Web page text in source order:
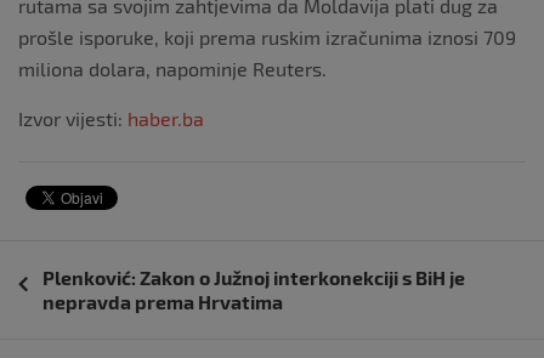
rutama sa svojim zahtjevima da Moldavija plati dug za
prošle isporuke, koji prema ruskim izračunima iznosi 709
miliona dolara, napominje Reuters.
Izvor vijesti: haber.ba
objava
Plenković: Zakon o Južnoj interkonekciji s BiH je
nepravda prema Hrvatima